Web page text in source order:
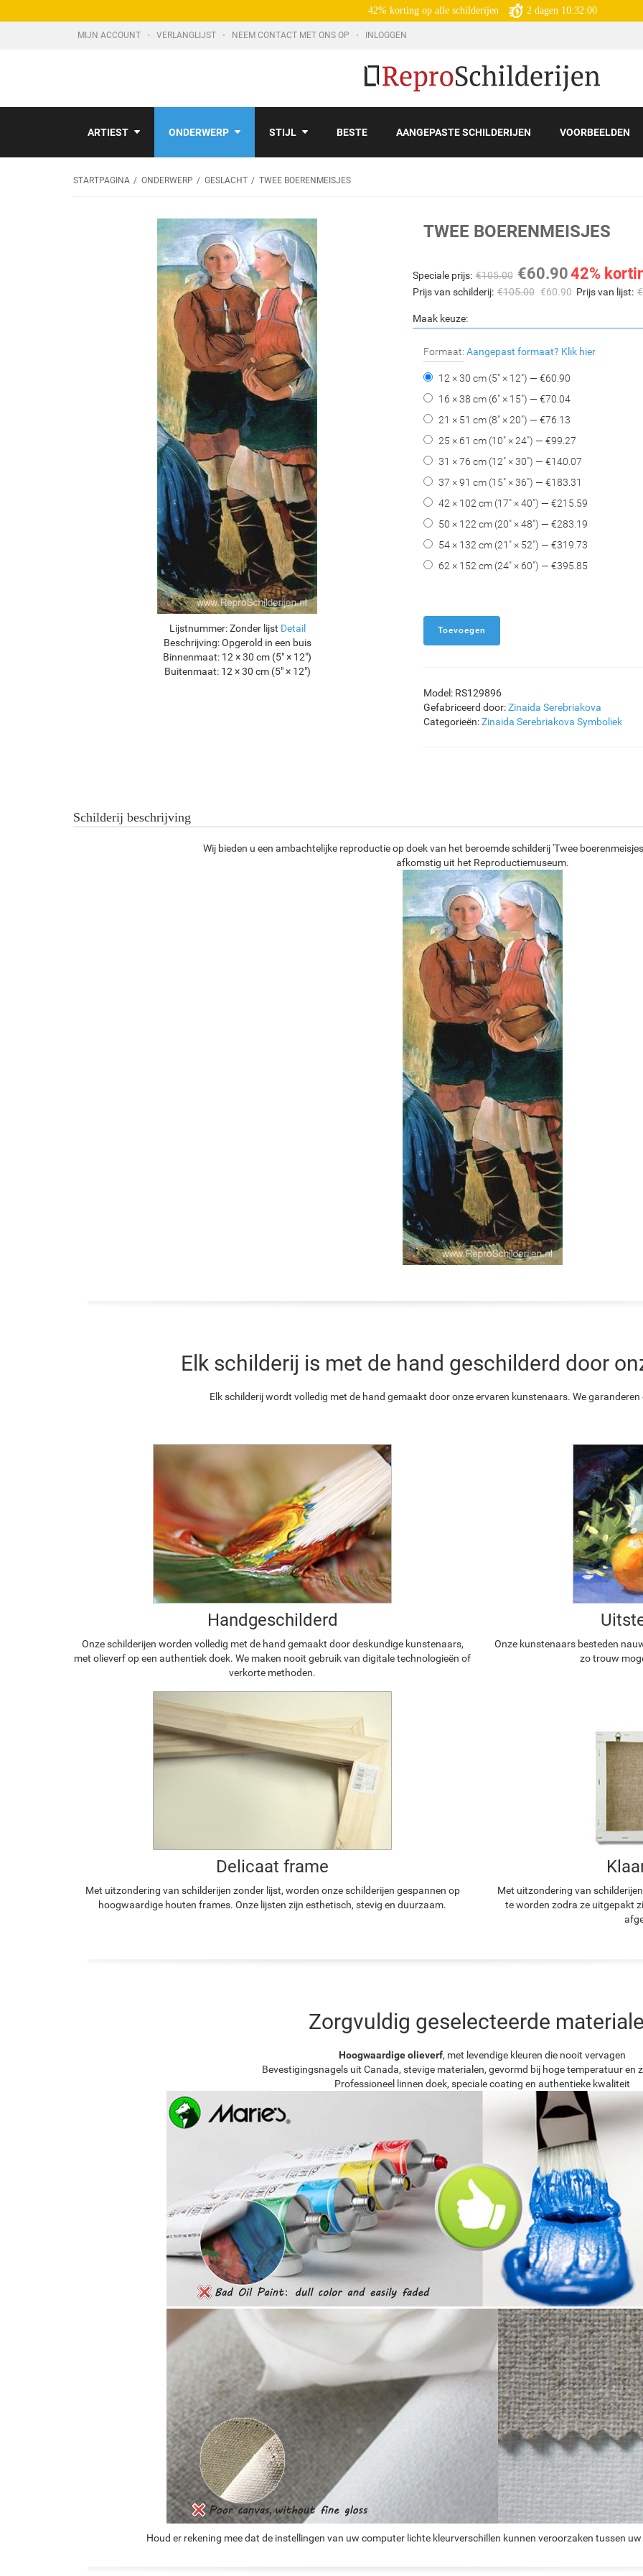
42% korting op alle schilderijen 2 dagen 10:31:58
MIJN ACCOUNT VERLANGLIJST NEEM CONTACT MET ONS OP INLOGGEN
ARTIEST ONDERWERP STIJL BESTE AANGEPASTE SCHILDERIJEN VOORBEELDEN
STARTPAGINA ONDERWERP GESLACHT TWEE BOERENMEISJES
Lijstnummer: Zonder lijst Detail
Beschrijving: Opgerold in een buis
Binnenmaat: 12 × 30 cm (5" × 12")
Buitenmaat: 12 × 30 cm (5" × 12")
TWEE BOERENMEISJES
Speciale prijs: €105.00 €60.9042%
Prijs van schilderij: €105.00 €60.90 Prijs van lijst: €
Maak keuze:
Formaat: Aangepast formaat? Klik hier
12 × 30 cm (5" × 12") — €60.90
16 × 38 cm (6" × 15") — €70.04
21 × 51 cm (8" × 20") — €76.13
25 × 61 cm (10" × 24") — €99.27
31 × 76 cm (12" × 30") — €140.07
37 × 91 cm (15" × 36") — €183.31
42 × 102 cm (17" × 40") — €215.59
50 × 122 cm (20" × 48") — €283.19
54 × 132 cm (21" × 52") — €319.73
62 × 152 cm (24" × 60") — €395.85
Model: RS129896
Gefabriceerd door:Zinaida Serebriakova
Categorieën:Zinaida Serebriakova Symboliek
Schilderij beschrijving
Wij bieden u een ambachtelijke reproductie op doek van het beroemde schilderij 'Twee
afkomstig uit het Reproductiemuseum.
Elk schilderij is met de hand geschilderd door
Elk schilderij wordt volledig met de hand gemaakt door onze ervaren kunstenaars. We
Handgeschilderd
Onze schilderijen worden volledig met de hand gemaakt door deskundige kunstenaars,
met olieverf op een authentiek doek. We maken nooit gebruik van digitale technologieën of
verkorte methoden.
Onze kunstenaars besteden
zo trouw
Delicaat frame
Met uitzondering van schilderijen zonder lijst, worden onze schilderijen gespannen op
hoogwaardige houten frames. Onze lijsten zijn esthetisch, stevig en duurzaam.
Met uitzondering van
te worden zodra ze uitgepakt
Zorgvuldig geselecteerde
Hoogwaardige olieverf, met levendige kleuren die nooit vervagen
Bevestigingsnagels uit Canada, stevige materialen, gevormd bij hoge temperatuur en
Professioneel linnen doek, speciale coating en authentieke kwaliteit
Houd er rekening mee dat de instellingen van uw computer lichte kleurverschillen kunnen veroorzaken tussen